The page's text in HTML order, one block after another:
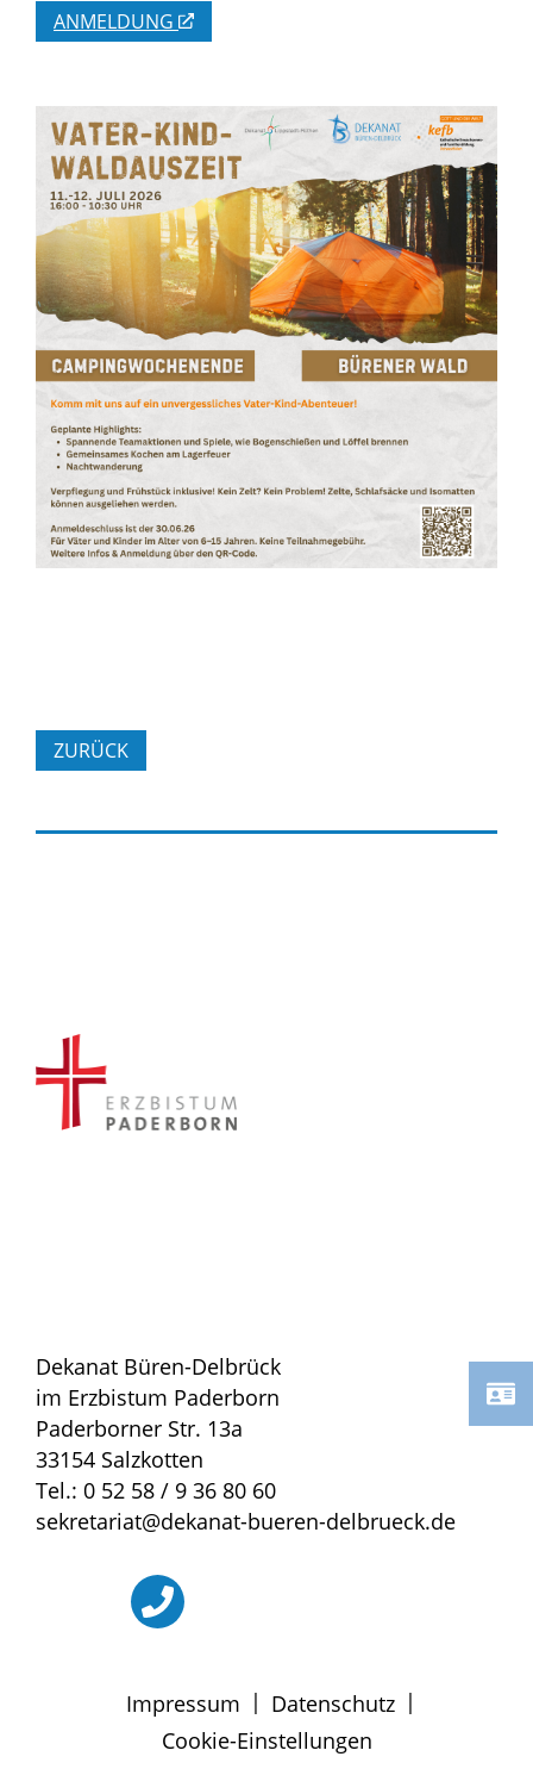
ANMELDUNG
ZURÜCK
Dekanat Büren-Delbrück
im Erzbistum Paderborn
Paderborner Str. 13a
33154 Salzkotten
Tel.: 0 52 58 / 9 36 80 60
sekretariat@dekanat-bueren-delbrueck.de
Impressum | Datenschutz |
Cookie-Einstellungen